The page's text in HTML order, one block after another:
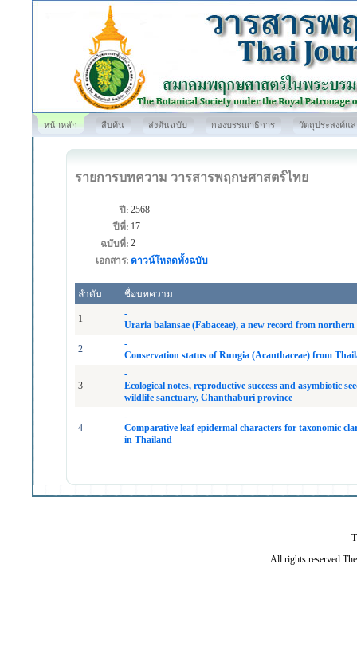
หน้าหลัก สืบค้น ส่งต้นฉบับ กองบรรณาธิการ วัตถุประสงค์แ
รายการบทความ วารสารพฤกษศาสตร์ไทย
ปี: 2568
ปีที่: 17
ฉบับที่: 2
เอกสาร: ดาวน์โหลดทั้งฉบับ
ลำดับ ชื่อบทความ
1
-
Uraria balansae (Fabaceae), a new record from northern
2
-
Conservation status of Rungia (Acanthaceae) from
3
-
Ecological notes, reproductive success and asymbiotic
wildlife sanctuary, Chanthaburi province
4
-
Comparative leaf epidermal characters for taxonomic
in Thailand
All rights reserved